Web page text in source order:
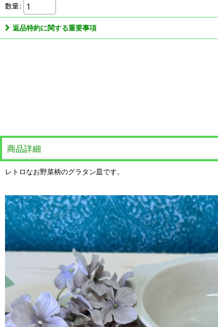
数量:
返品特約に関する重要事項
商品詳細
レトロなお野菜柄のグラタン皿です。